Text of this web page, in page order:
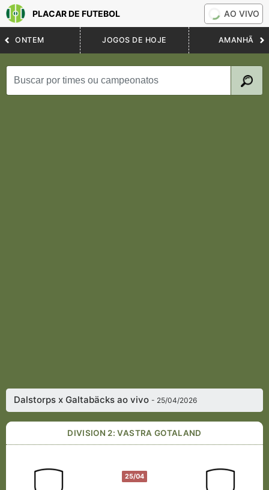
PLACAR DE FUTEBOL AO VIVO
ONTEM JOGOS DE HOJE AMANHÃ
Dalstorps x Galtabäcks ao vivo- 25/04/2026
DIVISION 2: VASTRA GOTALAND
25/04